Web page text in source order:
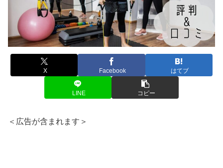
X Facebook はてブ
LINE コピー
＜広告が含まれます＞